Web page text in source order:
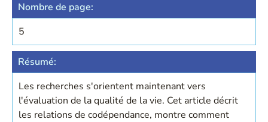
Nombre de page:
5
Résumé:
Les recherches s'orientent maintenant vers
l'évaluation de la qualité de la vie. Cet article décrit
les relations de codépendance, montre comment